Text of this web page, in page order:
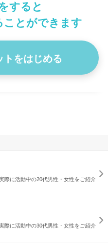
万
中から自己紹介を読んで頂き
中学では硬式テニス部 公…
すると
ことができます
トをはじめる
際に活動中の20代男性・女性をご紹介
際に活動中の30代男性・女性をご紹介